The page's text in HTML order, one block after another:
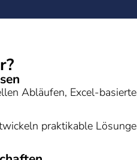
Abläufen, Excel-
praktikable